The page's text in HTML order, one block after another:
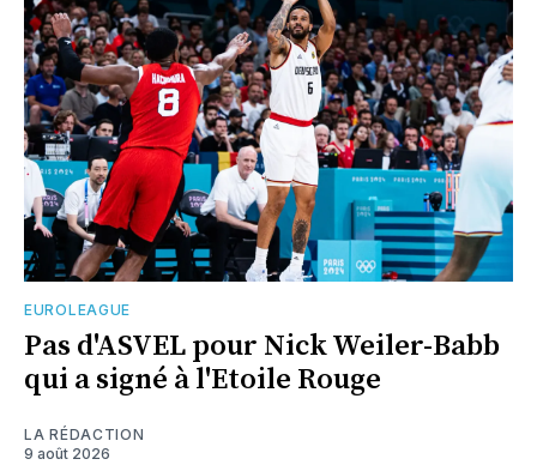
EUROLEAGUE
Pas d'ASVEL pour Nick Weiler-Babb
qui a signé à l'Etoile Rouge
LA RÉDACTION
9 août 2026